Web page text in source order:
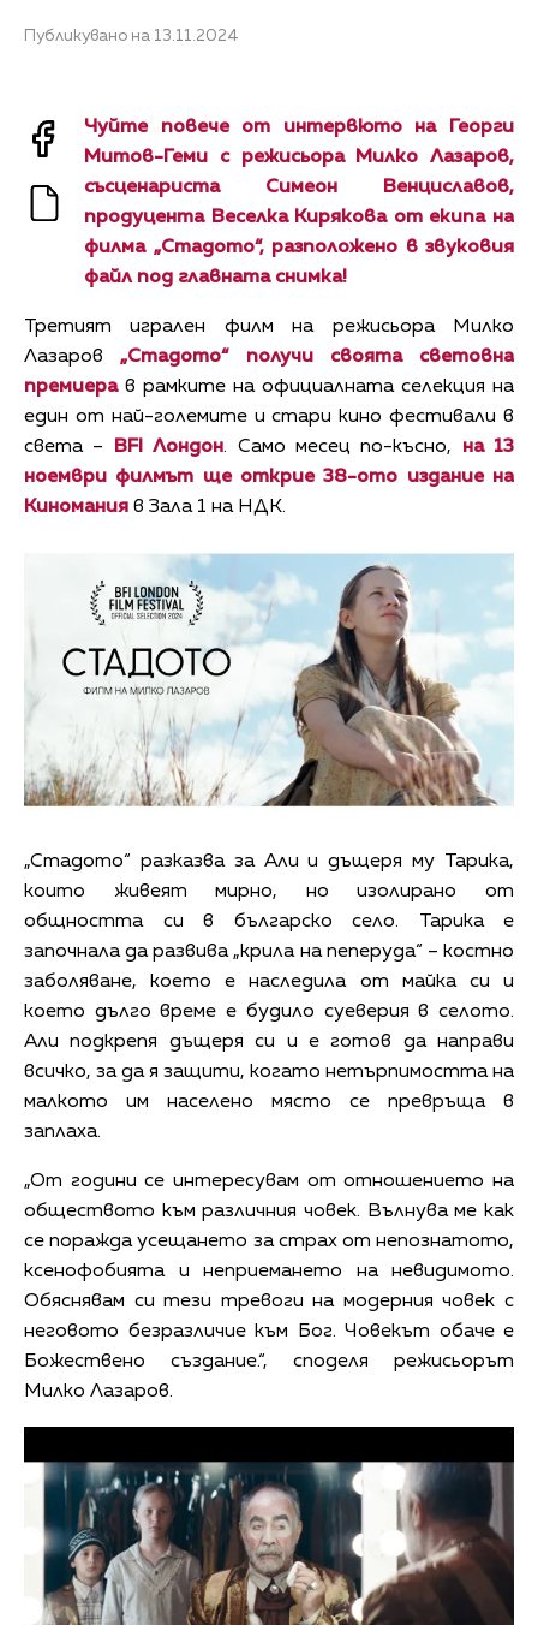
Публикувано на 13.11.2024
Чуйте повече от интервюто на Георги
Митов-Геми с режисьора Милко Лазаров,
съсценариста Симеон Венциславов,
продуцента Веселка Кирякова от екипа на
филма „Стадото“, разположено в звуковия
файл под главната снимка!
Третият игрален филм на режисьора Милко
Лазаров„Стадото“ получи своята световна
премиера в рамките на официалната селекция на
един от най-големите и стари кино фестивали в
света –
BFI Лондон. Само месец по-късно, на 13
ноември филмът ще открие 38-ото издание на
Киномания в Зала 1 на НДК.
„Стадото“ разказва за Али и дъщеря му Тарика,
които живеят мирно, но изолирано от
общността си в българско село. Тарика е
започнала да развива „крила на пеперуда“ – костно
заболяване, което е наследила от майка си и
което дълго време е будило суеверия в селото.
Али подкрепя дъщеря си и е готов да направи
всичко, за да я защити, когато нетърпимостта на
малкото им населено място се превръща в
заплаха.
„От години се интересувам от отношението на
обществото към различния човек. Вълнува ме как
се поражда усещането за страх от непознатото,
ксенофобията и неприемането на невидимото.
Обяснявам си тези тревоги на модерния човек с
неговото безразличие към Бог. Човекът обаче е
Божествено създание.“, споделя режисьорът
Милко Лазаров.